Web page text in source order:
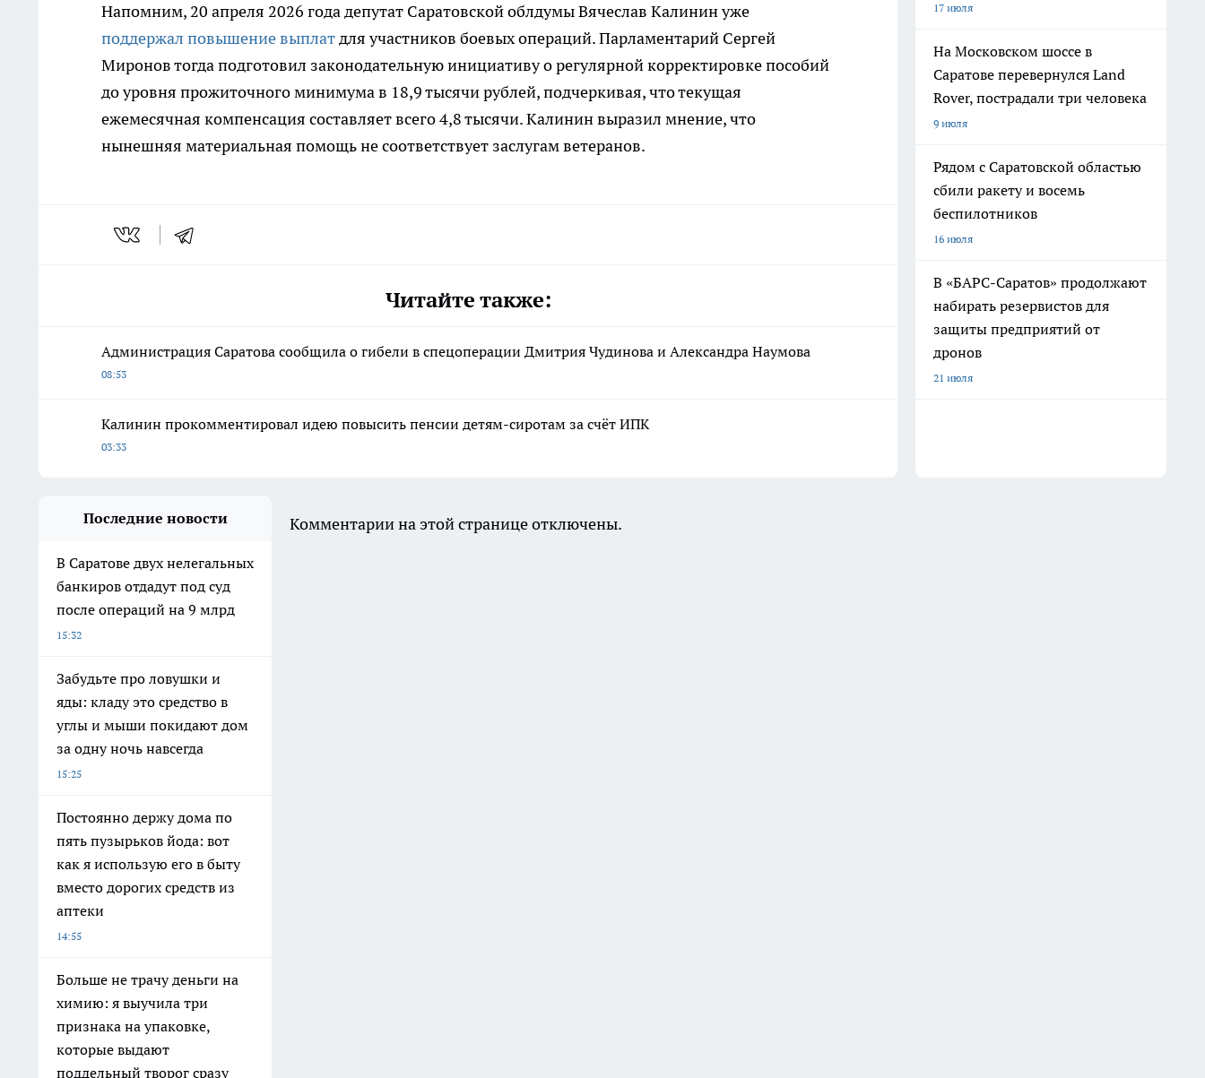
Напомним, 20 апреля 2026 года депутат Саратовской облдумы Вячеслав Калинин уже
поддержал повышение выплатдля участников боевых операций. Парламентарий Сергей
Миронов тогда подготовил законодательную инициативу о регулярной корректировке пособий
до уровня прожиточного минимума в 18,9 тысячи рублей, подчеркивая, что текущая
ежемесячная компенсация составляет всего 4,8 тысячи. Калинин выразил мнение, что
нынешняя материальная помощь не соответствует заслугам ветеранов.
Читайте также:
Администрация Саратова сообщила о гибели в спецоперации Дмитрия Чудинова и Александра Наумова
08:53
Калинин прокомментировал идею повысить пенсии детям-сиротам за счёт ИПК
03:33
17 июля
На Московском шоссе в
Саратове перевернулся Land
Rover, пострадали три человека
9 июля
Рядом с Саратовской областью
сбили ракету и восемь
беспилотников
16 июля
В «БАРС-Саратов» продолжают
набирать резервистов для
защиты предприятий от
дронов
21 июля
Последние новости
В Саратове двух нелегальных
банкиров отдадут под суд
после операций на 9 млрд
15:32
Забудьте про ловушки и
яды: кладу это средство в
углы и мыши покидают дом
за одну ночь навсегда
15:25
Постоянно держу дома по
пять пузырьков йода: вот
как я использую его в быту
вместо дорогих средств из
аптеки
14:55
Больше не трачу деньги на
химию: я выучила три
признака на упаковке,
которые выдают
поддельный творог сразу
Комментарии на этой странице отключены.